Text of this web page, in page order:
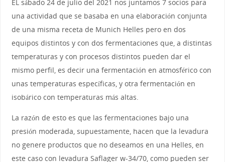
EL sábado 24 de julio del 2021 nos juntamos 7 socios para
una actividad que se basaba en una elaboración conjunta
de una misma receta de Munich Helles pero en dos
equipos distintos y con dos fermentaciones que, a distintas
temperaturas y con procesos distintos pueden dar el
mismo perfil, es decir una fermentación en atmosférico con
unas temperaturas específicas, y otra fermentación en
isobárico con temperaturas más altas.
La razón de esto es que las fermentaciones bajo una
presión moderada, supuestamente, hacen que la levadura
no genere productos que no deseamos en una Helles, en
este caso con levadura Saflager w-34/70, como pueden ser